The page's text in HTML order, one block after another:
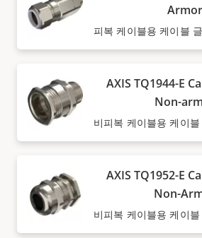
피복 케이블용 케이블
AXIS TQ1944-E
Non-
비피복 케이블용 케이블
AXIS TQ1952-E
Non-
비피복 케이블용 케이블